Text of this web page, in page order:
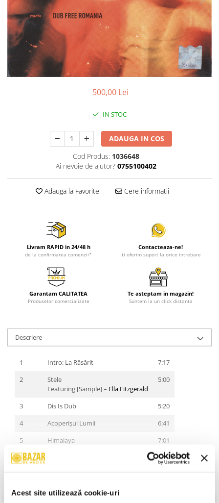
Acest site utilizează cookie-uri
Viniluri Românești
Colecția Electrecord
500,00 Lei
IN STOC
ADAUGA IN COS
Cod Produs: 1036648
Ai nevoie de ajutor? 0755100402
Adauga la Favorite Cere informatii
Livram RAPID in 24/48 h
de la confirmarea comenzii*
Contacteaza-ne!
Iti oferim suport la orice intrebare
Garantam CALITATEA
Produselor comercializate
Te asteptam in magazin!
Suntem la un click distanta
Descriere
1 Intro: La Răsărit
7:17
2
Stele
Featuring [Sample] – Ella Fitzgerald
5:00
3 Dis Is Dub
5:20
4
Acoperișul Lumii
6:41
5
Himalaya
7:01
6
6:12
8
Tranquille
VEZI MAI MULT